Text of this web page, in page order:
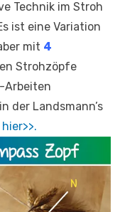
Technik im Stroh
ist eine Variation
mit 4
Strohzöpfe
Arbeiten
der Landsmann’s
hier>>.